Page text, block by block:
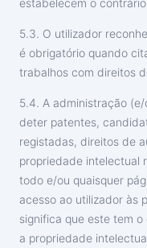
estabelecem o contrário.
5.3. O utilizador
é obrigatório quando
trabalhos com direitos
5.4. A administração
deter patentes,
registadas, direitos de
propriedade intelectual
todo e/ou quaisquer
acesso ao utilizador às
significa que este tem
a propriedade